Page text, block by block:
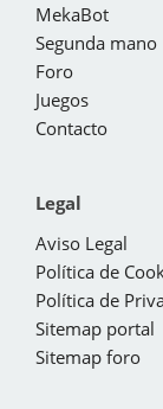
MekaBot
Segunda mano
Foro
Juegos
Contacto
Legal
Aviso Legal
Política de
Política de
Sitemap portal
Sitemap foro